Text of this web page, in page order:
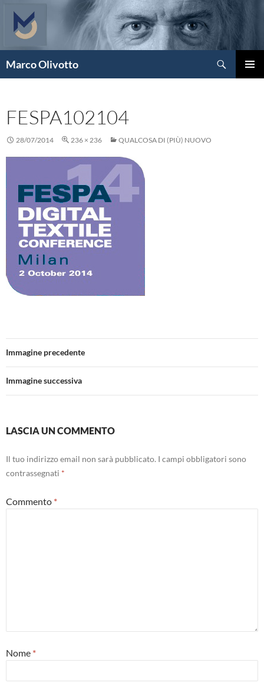
contenuto
Marco Olivotto
FESPA102104
28/07/2014 236 × 236 QUALCOSA DI (PIÙ) NUOVO
Immagine precedente
Immagine successiva
LASCIA UN COMMENTO
Il tuo indirizzo email non sarà pubblicato. I campi obbligatori sono
contrassegnati *
Commento *
Nome *